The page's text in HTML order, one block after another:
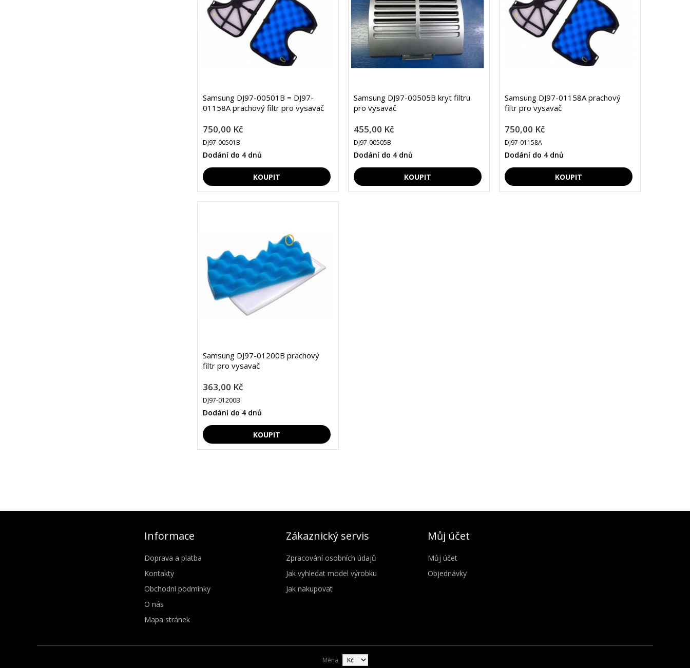
Samsung DJ97-00501B = DJ97-
01158A prachový filtr pro vysavač
750,00 Kč
DJ97-00501B
Dodání do 4 dnů
Samsung DJ97-00505B kryt filtru
pro vysavač
455,00 Kč
DJ97-00505B
Dodání do 4 dnů
Samsung DJ97-01158A prachový
filtr pro vysavač
750,00 Kč
DJ97-01158A
Dodání do 4 dnů
Samsung DJ97-01200B prachový
filtr pro vysavač
363,00 Kč
DJ97-01200B
Dodání do 4 dnů
Informace
Doprava a platba
Kontakty
Obchodní podmínky
O nás
Mapa stránek
Zákaznický servis
Zpracování osobních údajů
Jak vyhledat model výrobku
Jak nakupovat
Můj účet
Můj účet
Objednávky
Měna